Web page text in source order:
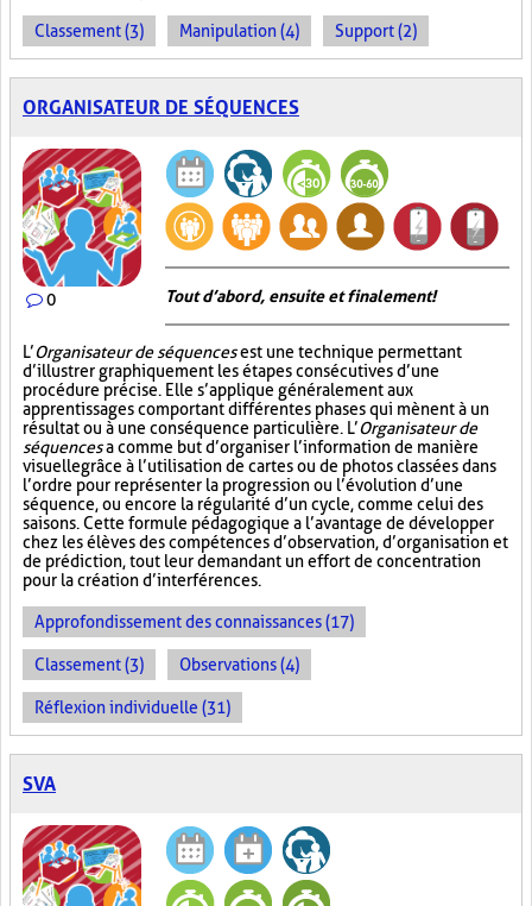
Classement (3) Manipulation (4) Support (2)
ORGANISATEUR DE SÉQUENCES
0 Tout d’abord, ensuite et finalement!
L’Organisateur de séquencesest une technique permettant
d’illustrer graphiquement les étapes consécutives d’une
procédure précise. Elle s’applique généralement aux
apprentissages comportant différentes phases qui mènent à un
résultat ou à une conséquence particulière. L’Organisateur de
séquencesa comme but d’organiser l’information de manière
visuellegrâce à l’utilisation de cartes ou de photos classées dans
l’ordre pour représenter la progression ou l’évolution d’une
séquence, ou encore la régularité d’un cycle, comme celui des
saisons. Cette formule pédagogique a l’avantage de développer
chez les élèves des compétences d’observation, d’organisation et
de prédiction, tout leur demandant un effort de concentration
pour la création d’interférences.
Approfondissement des connaissances (17)
Classement (3) Observations (4)
Réflexion individuelle (31)
SVA